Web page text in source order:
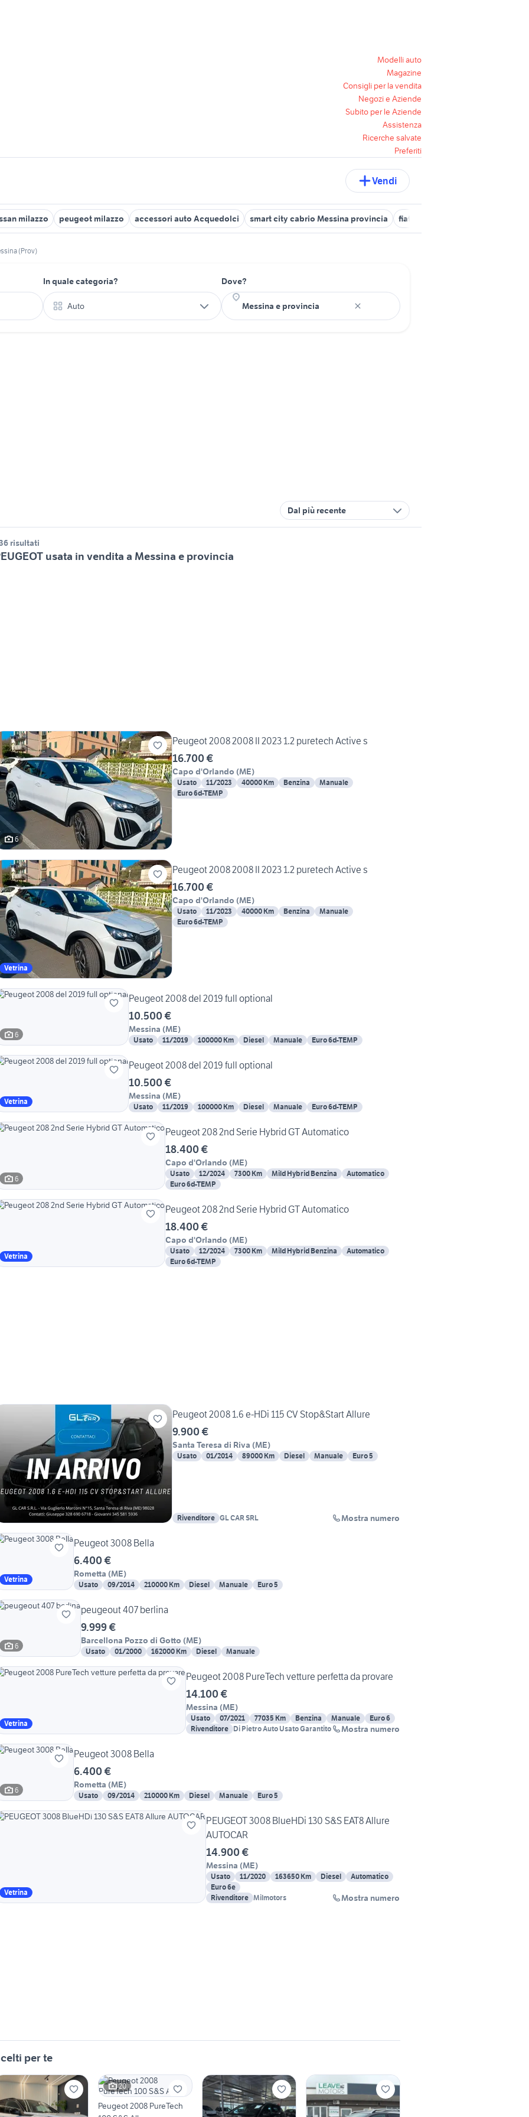
Modelli auto
Magazine
Consigli per la vendita
Negozi e Aziende
Subito per le Aziende
Assistenza
Ricerche salvate
Preferiti
Vendi
milazzo peugeot milazzo accessori auto Acquedolci smart city cabrio Messina provincia fiat venetico
(Prov)
In quale categoria?
Auto
Dove?
Dal più recente
risultati
usata in vendita a Messina e provincia
6
Peugeot 2008 2008 II 2023 1.2 puretech Active s
16.700 €
Capo d'Orlando (ME)
Usato 11/2023 40000 Km Benzina
Manuale
Euro 6d-TEMP
Vetrina
Peugeot 2008 2008 II 2023 1.2 puretech Active s
16.700 €
Capo d'Orlando (ME)
Usato 11/2023 40000 Km Benzina
Manuale
Euro 6d-TEMP
6
Peugeot 2008 del 2019 full optional
10.500 €
Messina (ME)
Usato 11/2019 100000 Km Diesel Manuale Euro 6d-TEMP
Vetrina
Peugeot 2008 del 2019 full optional
10.500 €
Messina (ME)
Usato 11/2019 100000 Km Diesel Manuale Euro 6d-TEMP
6
Peugeot 208 2nd Serie Hybrid GT Automatico
18.400 €
Capo d'Orlando (ME)
Usato 12/2024 7300 Km Mild Hybrid Benzina
Automatico
Euro 6d-TEMP
Vetrina
Peugeot 208 2nd Serie Hybrid GT Automatico
18.400 €
Capo d'Orlando (ME)
Usato 12/2024 7300 Km Mild Hybrid Benzina
Automatico
Euro 6d-TEMP
Peugeot 2008 1.6 e-HDi 115 CV Stop&Start Allure
9.900 €
Santa Teresa di Riva (ME)
Usato 01/2014 89000 Km Diesel Manuale Euro 5
Rivenditore GL CAR SRL Mostra numero
Vetrina
Peugeot 3008 Bella
6.400 €
Rometta (ME)
Usato 09/2014 210000 Km Diesel Manuale Euro 5
6
peugeout 407 berlina
9.999 €
Barcellona Pozzo di Gotto (ME)
Usato 01/2000 162000 Km Diesel Manuale
Vetrina
Peugeot 2008 PureTech vetture perfetta da provare
14.100 €
Messina (ME)
Usato 07/2021 77035 Km Benzina Manuale
Euro 6
Rivenditore Di Pietro Auto Usato Garantito Mostra numero
6
Peugeot 3008 Bella
6.400 €
Rometta (ME)
Usato 09/2014 210000 Km Diesel Manuale Euro 5
Vetrina
PEUGEOT 3008 BlueHDi 130 S&S EAT8 Allure
AUTOCAR
14.900 €
Messina (ME)
Usato 11/2020 163650 Km Diesel
Automatico
Euro 6e
Rivenditore Milmotors Mostra numero
per te
20
Peugeot 2008 PureTech